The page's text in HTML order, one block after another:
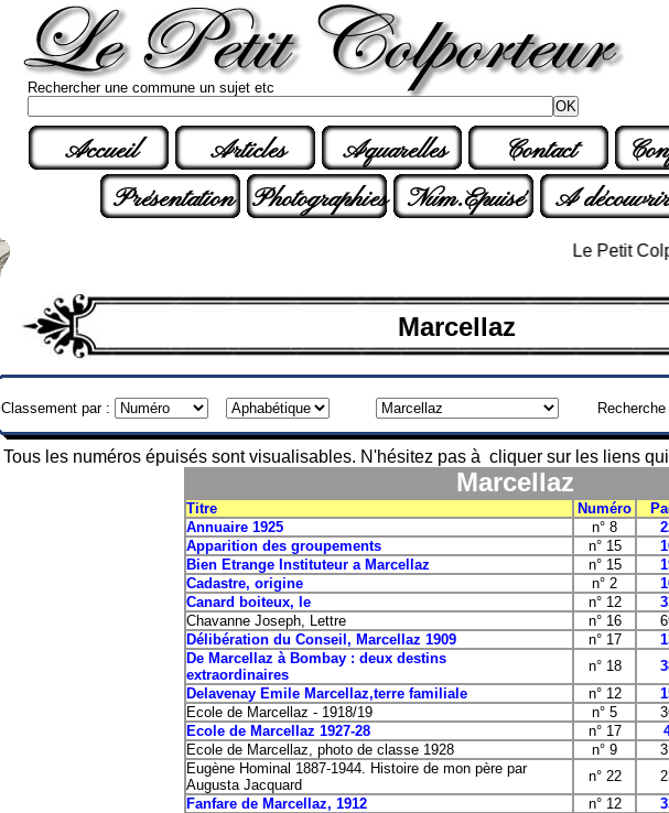
Rechercher une commune un sujet etc
Accueil Articles Aquarelles Contact
Présentation Photographies Num.Epuisé A découvrir
Le Petit
Marcellaz
Classement par : Recherche
Tous les numéros épuisés sont visualisables. N'hésitez pas à cliquer sur les liens
Marcellaz
Titre Numéro
Annuaire 1925
n° 8
Apparition des groupements
n° 15
Bien Etrange Instituteur a Marcellaz
n° 15
Cadastre, origine
n° 2
Canard boiteux, le
n° 12
Chavanne Joseph, Lettre
n° 16
Délibération du Conseil, Marcellaz 1909
n° 17
De Marcellaz à Bombay : deux destins
extraordinaires
n° 18
Delavenay Emile Marcellaz,terre familiale
n° 12
Ecole de Marcellaz - 1918/19
n° 5
Ecole de Marcellaz 1927-28
n° 17
Ecole de Marcellaz, photo de classe 1928
n° 9
Eugène Hominal 1887-1944. Histoire de mon père par
Augusta Jacquard
n° 22
Fanfare de Marcellaz, 1912
n° 12